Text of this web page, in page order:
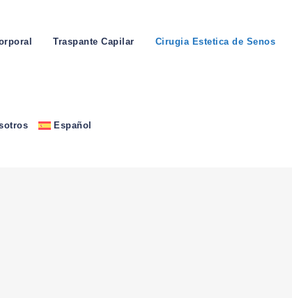
Traspante Capilar Cirugia Estetica de Senos
Español